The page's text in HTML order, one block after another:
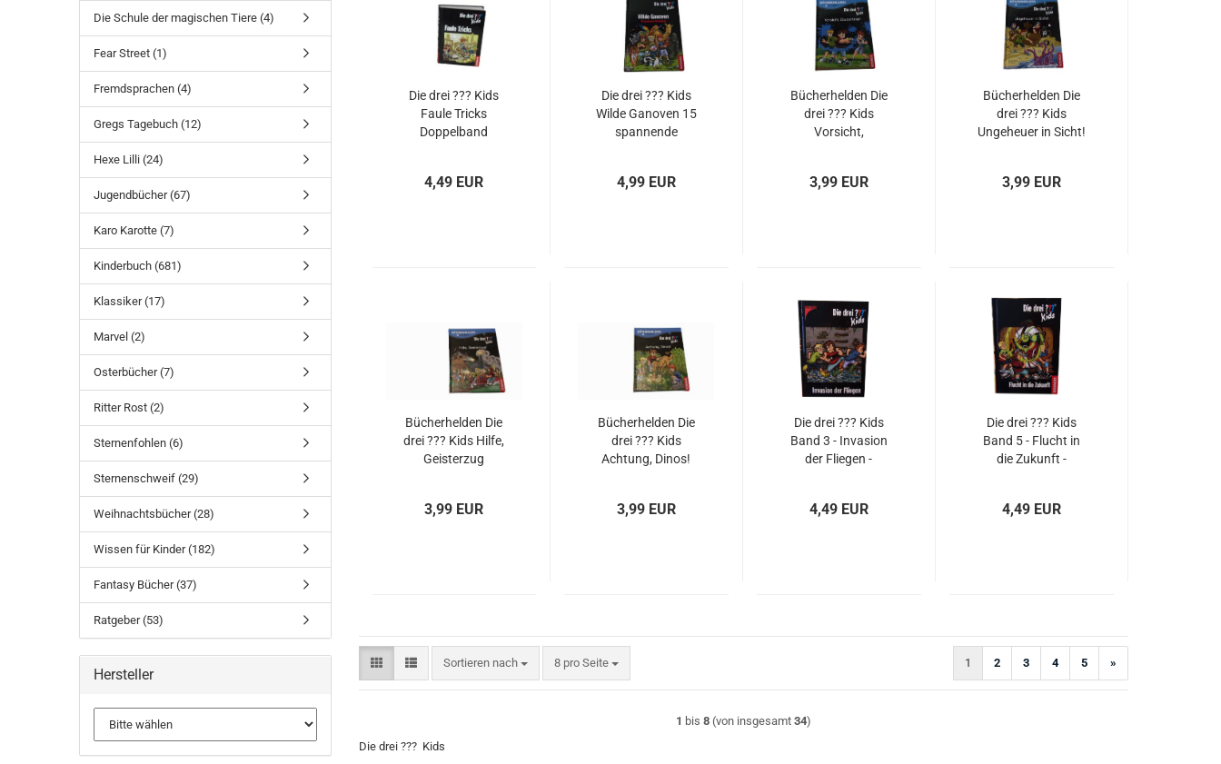
Die drei ??? Kids
Faule Tricks
Doppelband
4,49 EUR
Die drei ??? Kids
Wilde Ganoven 15
spannende
4,99 EUR
Bücherhelden Die
drei ??? Kids
Vorsicht,
3,99 EUR
Bücherhelden Die
drei ??? Kids
Ungeheuer in Sicht!
3,99 EUR
Bücherhelden Die
drei ??? Kids Hilfe,
Geisterzug
3,99 EUR
Bücherhelden Die
drei ??? Kids
Achtung, Dinos!
3,99 EUR
Die drei ??? Kids
Band 3 - Invasion
der Fliegen -
4,49 EUR
Die drei ??? Kids
Band 5 - Flucht in
die Zukunft -
4,49 EUR
Sortieren nach
Sortieren nach 8 pro Seite
pro Seite 1 2 3 4 5 »
1 bis 8(von insgesamt 34)
Die drei ??? Kids
Die Schule der magischen Tiere (4)
Fear Street (1)
Fremdsprachen (4)
Gregs Tagebuch (12)
Hexe Lilli (24)
Jugendbücher (67)
Karo Karotte (7)
Kinderbuch (681)
Klassiker (17)
Marvel (2)
Osterbücher (7)
Ritter Rost (2)
Sternenfohlen (6)
Sternenschweif (29)
Weihnachtsbücher (28)
Wissen für Kinder (182)
Fantasy Bücher (37)
Ratgeber (53)
Hersteller